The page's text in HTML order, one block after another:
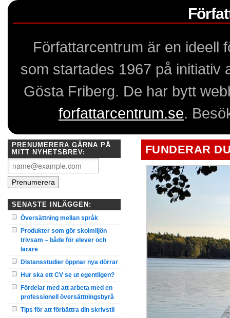
Författarcentrum är en ideell
som startades 1967 på initiativ
Gösta Friberg. De har bytt
forfattarcentrum.se.
PRENUMERERA GÄRNA PÅ
MITT NYHETSBREV:
SENASTE INLÄGGEN:
Översättning mellan språk
Produkter som gör skolmiljön
trivsam – både för elever och
lärare
Distansstudier öppnar nya dörrar
Hur ska ett CV se ut egentligen?
Fördelar med att arbeta med en
professionell översättningsbyrå
Tips för att förbättra din skrivstil
FUNDERAR